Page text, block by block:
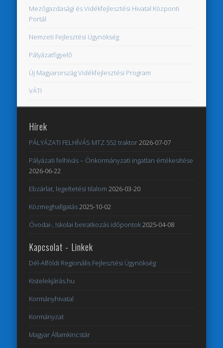
Mezőgazdasági és Vidékfejlesztési Hivatal Központi
Portál
Nemzeti Fejlesztési Ügynökség
Pályázatfigyelő
Új Magyarország Vidékfejlesztési Program
VÁTI
Hírek
PÁLYÁZATI FELHÍVÁS MTZ 552 traktor2026-07-07
Pályázati felhívás – Önkormányzati ingatlan értékesítése
2026-06-22
Ebzárlat, legeltetési tilalom 2026-03-20
Közmeghallgatás2025-10-02
Óvodai-, Iskolai beiratkozás időpontok2025-04-08
Kapcsolat - Linkek
Dél-Alföldi Regionális Fejlesztési Ügynökség
Kistelekjárás.hu
Kormányhivatal
Kormányzat
Magyar Államkincstár